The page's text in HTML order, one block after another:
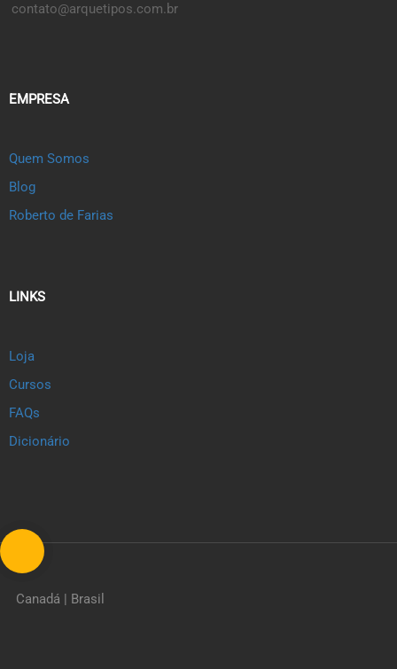
contato@arquetipos.com.br
EMPRESA
Quem Somos
Blog
Roberto de Farias
LINKS
Loja
Cursos
FAQs
Dicionário
Canadá | Brasil